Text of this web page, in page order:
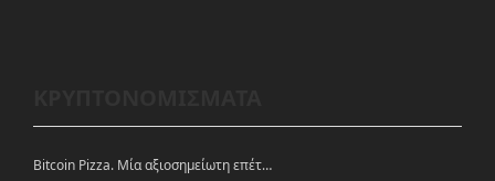
Bitcoin Pizza. Μία αξιοσημείωτη επέτειος.